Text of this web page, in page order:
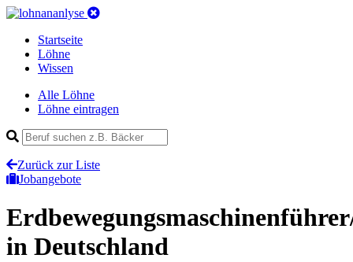
Startseite
Löhne
Wissen
Alle Löhne
Löhne eintragen
Zurück zur Liste
Jobangebote
in Deutschland